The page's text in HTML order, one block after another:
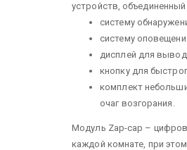
устройств,
систему
систему
дисплей для
кнопку для
комплект
очаг возгорания.
Модуль Zap-cap –
каждой комнате, при